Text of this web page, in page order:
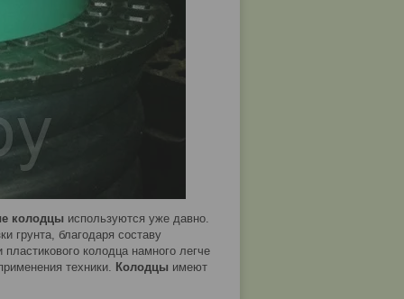
колодцы используются уже давно.
грунта, благодаря составу
колодца намного легче
техники. Колодцы имеют